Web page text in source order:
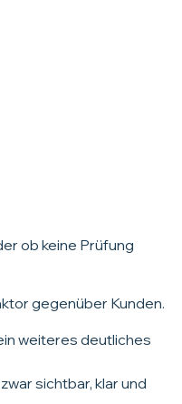
ob keine Prüfung
gegenüber Kunden.
weiteres deutliches
sichtbar, klar und